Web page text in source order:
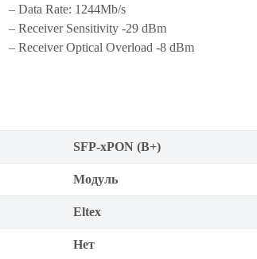
– Data Rate: 1244Mb/s
– Receiver Sensitivity -29 dBm
– Receiver Optical Overload -8 dBm
SFP-xPON (B+)
Модуль
Eltex
Нет